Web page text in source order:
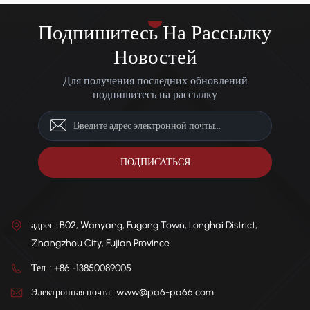
Подпишитесь На Рассылку
Новостей
Для получения последних обновлений
подпишитесь на рассылку
адрес : B02, Wanyang, Fugong Town, Longhai District,
Zhangzhou City, Fujian Province
Тел. : +86 -13850089005
Электронная почта : www@pa6-pa66.com